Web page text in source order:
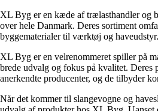
XL Byg er en kæde af trælasthandler og
over hele Danmark. Deres sortiment
byggematerialer til værktøj og haveudstyr.
XL Byg er en velrenommeret spiller på
brede udvalg og fokus på kvalitet. Deres
anerkendte producenter, og de tilbyder
Når det kommer til slangevogne og